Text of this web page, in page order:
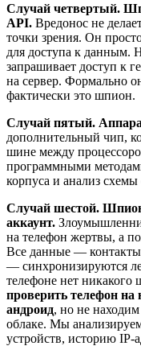
Случай четвертый.
API. Вредонос не
точки зрения. Он
для доступа к данным.
запрашивает доступ к
на сервер. Формально
фактически это шпион.
Случай пятый.
дополнительный чип,
шине между
программными
корпуса и анализ
Случай шестой.
аккаунт.
на телефон жертвы, а
Все данные —
— синхронизируются
телефоне нет никакого
проверить телефон
андроид, но не
облаке. Мы
устройств, историю IP-